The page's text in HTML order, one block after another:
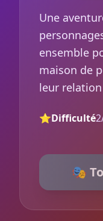
Une
ensemble
maison de
leur
⭐Difficulté
🎭